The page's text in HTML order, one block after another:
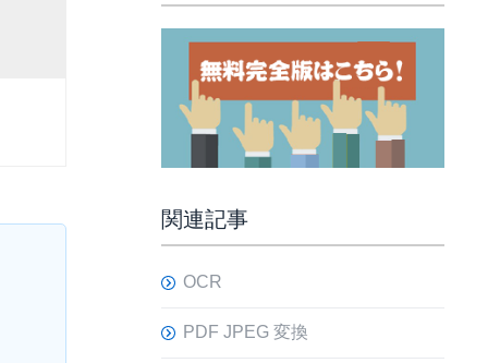
関連記事
OCR
PDF JPEG 変換